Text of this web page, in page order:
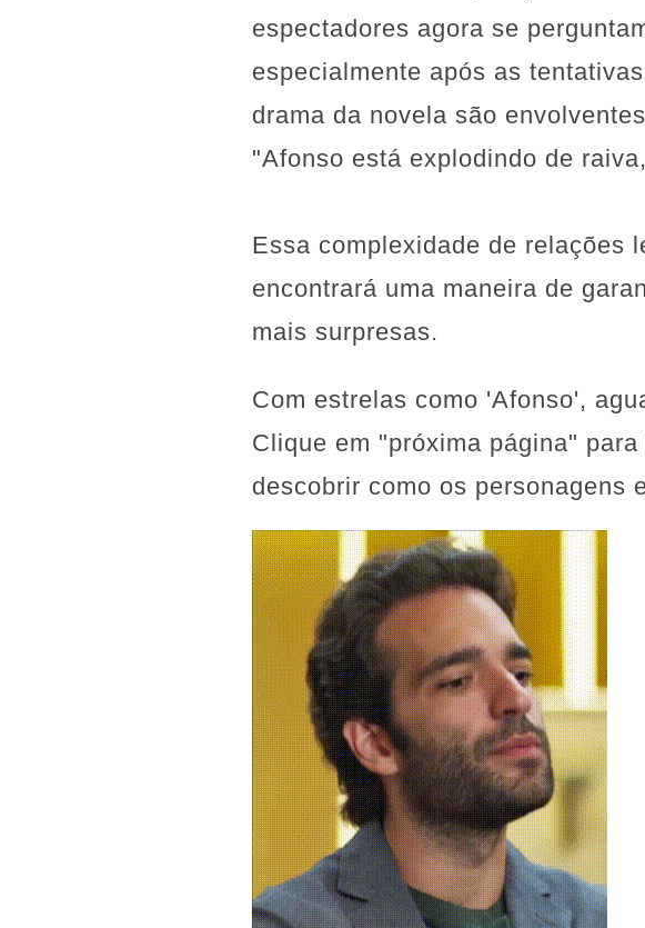
espectadores agora se
especialmente após as
drama da novela são
"Afonso está explodindo de
Essa complexidade de relações
encontrará uma maneira de
mais surpresas.
Com estrelas como 'Afonso',
Clique em "próxima página"
descobrir como os personagens